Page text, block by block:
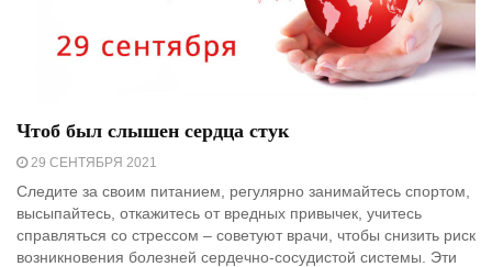
Чтоб был слышен сердца стук
29 СЕНТЯБРЯ 2021
Следите за своим питанием, регулярно занимайтесь спортом,
высыпайтесь, откажитесь от вредных привычек, учитесь
справляться со стрессом – советуют врачи, чтобы снизить риск
возникновения болезней сердечно-сосудистой системы. Эти